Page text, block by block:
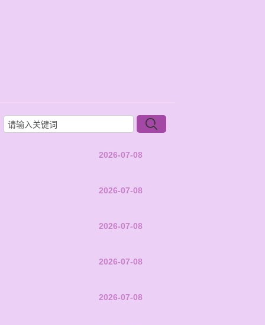
2026-07-08
2026-07-08
2026-07-08
2026-07-08
2026-07-08